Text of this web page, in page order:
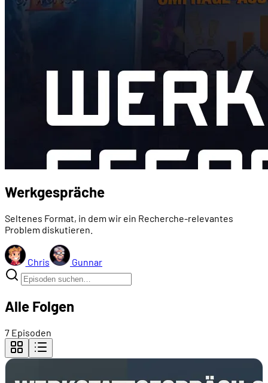
Werkgespräche
Seltenes Format, in dem wir ein Recherche-relevantes
Problem diskutieren.
Chris Gunnar
Alle Folgen
7 Episoden